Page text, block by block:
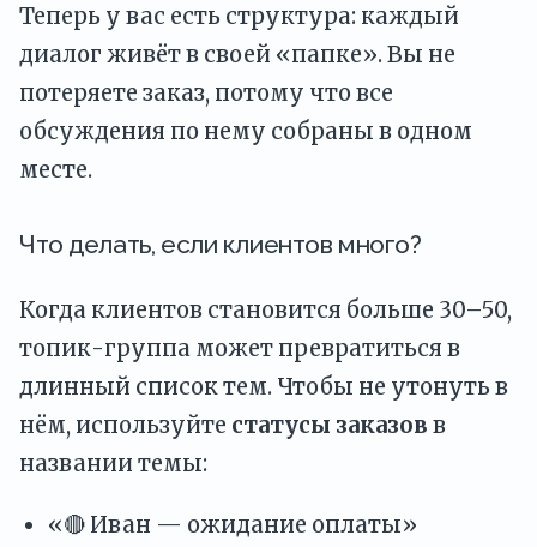
Теперь у вас есть структура: каждый
диалог живёт в своей «папке». Вы не
потеряете заказ, потому что все
обсуждения по нему собраны в одном
месте.
Что делать, если клиентов много?
Когда клиентов становится больше 30–50,
топик-группа может превратиться в
длинный список тем. Чтобы не утонуть в
нём, используйте статусы заказов в
названии темы:
«🔴 Иван — ожидание оплаты»